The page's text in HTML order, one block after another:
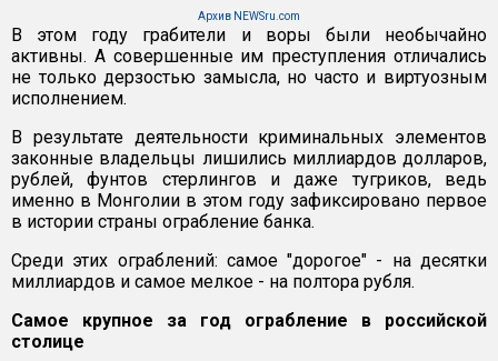
Архив NEWSru.com
В этом году грабители и воры были необычайно
активны. А совершенные им преступления отличались
не только дерзостью замысла, но часто и виртуозным
исполнением.
В результате деятельности криминальных элементов
законные владельцы лишились миллиардов долларов,
рублей, фунтов стерлингов и даже тугриков, ведь
именно в Монголии в этом году зафиксировано первое
в истории страны ограбление банка.
Среди этих ограблений: самое "дорогое" - на десятки
миллиардов и самое мелкое - на полтора рубля.
Самое крупное за год ограбление в российской
столице